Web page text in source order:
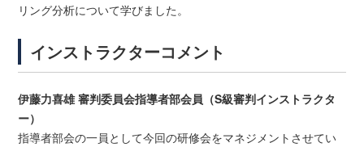
リング分析について学びました。
インストラクターコメント
伊藤力喜雄 審判委員会指導者部会員（S級審判インストラクタ
ー）
指導者部会の一員として今回の研修会をマネジメントさせてい